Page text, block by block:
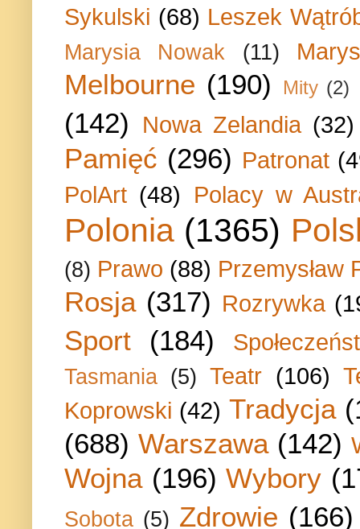
Sykulski (68) Leszek
Marysia Nowak (11)
Melbourne (190) Mity (2)
(142) Nowa Zelandia (32)
Pamięć (296) Patronat
PolArt (48) Polacy w
Polonia (1365)
(8) Prawo (88) Przemysław
Rosja (317) Rozrywka
Sport (184)
Tasmania (5) Teatr (106)
Koprowski (42) Tradycja
(688) Warszawa (142)
Wojna (196) Wybory
Sobota (5) Zdrowie (166)